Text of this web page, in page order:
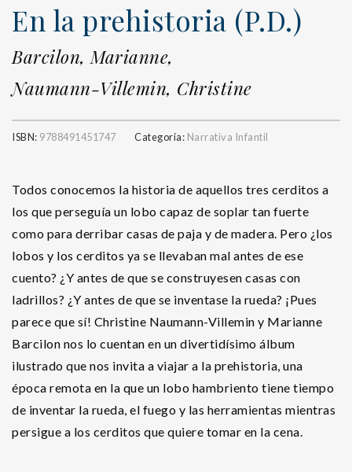
En la prehistoria (P.D.)
Barcilon, Marianne,
Naumann-Villemin, Christine
ISBN: 9788491451747 Categoría: Narrativa Infantil
Todos conocemos la historia de aquellos tres cerditos a
los que perseguía un lobo capaz de soplar tan fuerte
como para derribar casas de paja y de madera. Pero ¿los
lobos y los cerditos ya se llevaban mal antes de ese
cuento? ¿Y antes de que se construyesen casas con
ladrillos? ¿Y antes de que se inventase la rueda? ¡Pues
parece que sí! Christine Naumann-Villemin y Marianne
Barcilon nos lo cuentan en un divertidísimo álbum
ilustrado que nos invita a viajar a la prehistoria, una
época remota en la que un lobo hambriento tiene tiempo
de inventar la rueda, el fuego y las herramientas mientras
persigue a los cerditos que quiere tomar en la cena.